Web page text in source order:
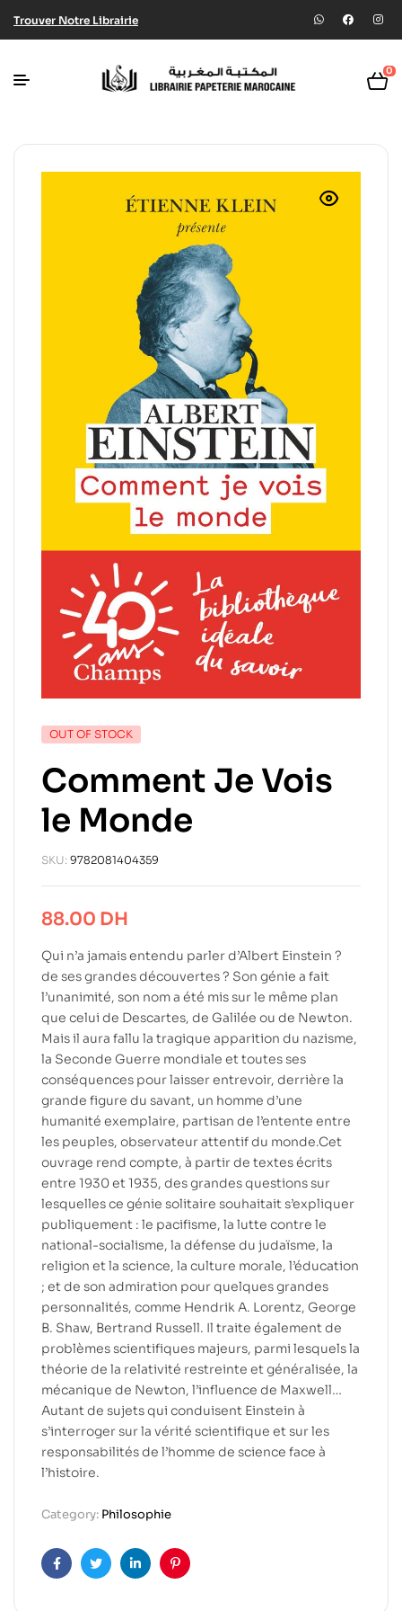
Trouver Notre Librairie
0
OUT OF STOCK
Comment Je Vois
le Monde
SKU: 9782081404359
88.00 DH
Qui n’a jamais entendu parler d’Albert Einstein ?
de ses grandes découvertes ? Son génie a fait
l’unanimité, son nom a été mis sur le même plan
que celui de Descartes, de Galilée ou de Newton.
Mais il aura fallu la tragique apparition du nazisme,
la Seconde Guerre mondiale et toutes ses
conséquences pour laisser entrevoir, derrière la
grande figure du savant, un homme d’une
humanité exemplaire, partisan de l’entente entre
les peuples, observateur attentif du monde.Cet
ouvrage rend compte, à partir de textes écrits
entre 1930 et 1935, des grandes questions sur
lesquelles ce génie solitaire souhaitait s’expliquer
publiquement : le pacifisme, la lutte contre le
national-socialisme, la défense du judaïsme, la
religion et la science, la culture morale, l’éducation
; et de son admiration pour quelques grandes
personnalités, comme Hendrik A. Lorentz, George
B. Shaw, Bertrand Russell. Il traite également de
problèmes scientifiques majeurs, parmi lesquels la
théorie de la relativité restreinte et généralisée, la
mécanique de Newton, l’influence de Maxwell…
Autant de sujets qui conduisent Einstein à
s’interroger sur la vérité scientifique et sur les
responsabilités de l’homme de science face à
l’histoire.
Category: Philosophie
FacebookTwitterLinkedinPinterest